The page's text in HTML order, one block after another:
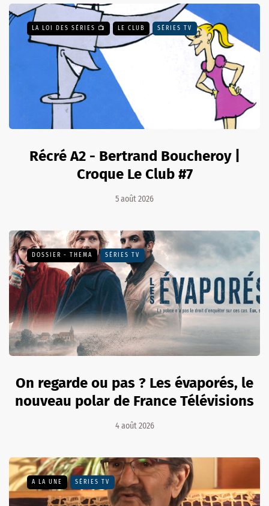
LA LOI DES SÉRIES 📺 LE CLUB SÉRIES TV
Récré A2 - Bertrand Boucheroy |
Croque Le Club #7
5 août 2026
DOSSIER - THEMA SÉRIES TV
On regarde ou pas ? Les évaporés, le
nouveau polar de France Télévisions
4 août 2026
A LA UNE SÉRIES TV